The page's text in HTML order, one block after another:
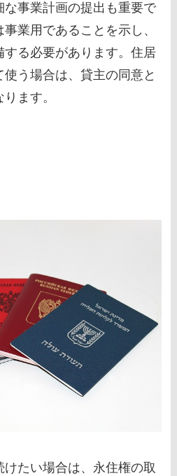
事業計画の提出も重要で
業用であることを示し、
る必要があります。住居
う場合は、貸主の同意と
ます。
たい場合は、永住権の取